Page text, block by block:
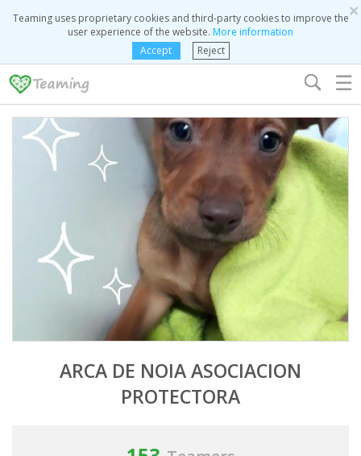
×
Teaming uses proprietary cookies and third-party cookies to improve the
user experience of the website. More information
Accept
Reject
☰
ARCA DE NOIA ASOCIACION
PROTECTORA